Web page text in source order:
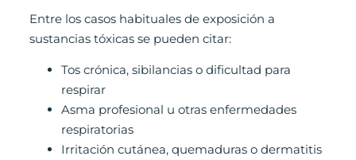
Entre los casos habituales de exposición a
sustancias tóxicas se pueden citar:
Tos crónica, sibilancias o dificultad para
respirar
Asma profesional u otras enfermedades
respiratorias
Irritación cutánea, quemaduras o dermatitis